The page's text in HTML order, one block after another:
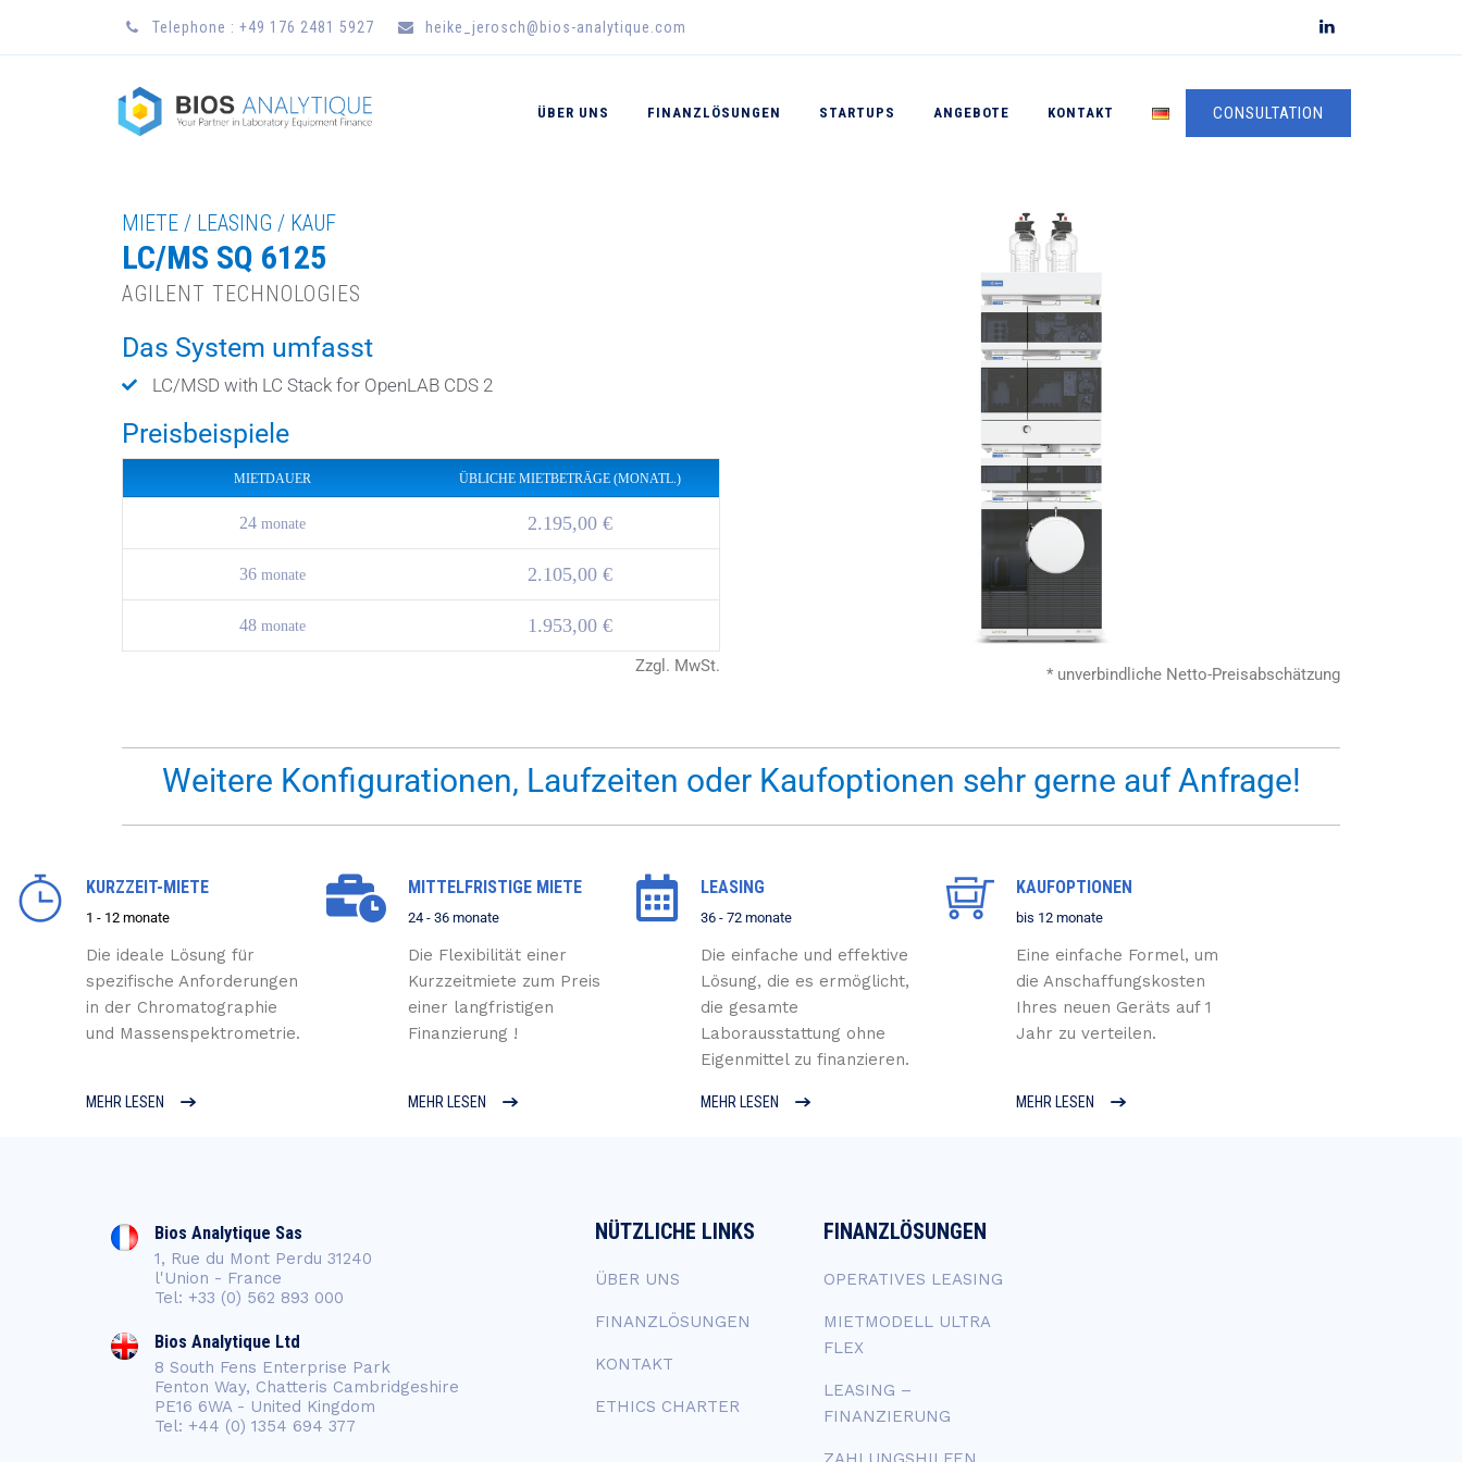
Telephone : +49 176 2481 5927 heike_jerosch@bios-analytique.com
CONSULTATION
ÜBER UNS FINANZLÖSUNGEN STARTUPS ANGEBOTE KONTAKT
MIETE / LEASING / KAUF
LC/MS SQ 6125
AGILENT TECHNOLOGIES
Das System umfasst
LC/MSD with LC Stack for OpenLAB CDS 2
Preisbeispiele
MIETDAUER ÜBLICHE MIETBETRÄGE (MONATL.)
24 monate 2.195,00 €
36 monate 2.105,00 €
48 monate 1.953,00 €
Zzgl. MwSt. * unverbindliche Netto-Preisabschätzung
Weitere Konfigurationen, Laufzeiten oder Kaufoptionen sehr gerne auf Anfrage!
KURZZEIT-MIETE
1 - 12 monate
Die ideale Lösung für
spezifische Anforderungen
in der Chromatographie
und Massenspektrometrie.
MEHR LESEN
MITTELFRISTIGE MIETE
24 - 36 monate
Die Flexibilität einer
Kurzzeitmiete zum Preis
einer langfristigen
Finanzierung !
MEHR LESEN
LEASING
36 - 72 monate
Die einfache und effektive
Lösung, die es ermöglicht,
die gesamte
Laborausstattung ohne
Eigenmittel zu finanzieren.
MEHR LESEN
KAUFOPTIONEN
bis 12 monate
Eine einfache Formel, um
die Anschaffungskosten
Ihres neuen Geräts auf 1
Jahr zu verteilen.
MEHR LESEN
Bios Analytique Sas
1, Rue du Mont Perdu 31240
l'Union - France
Tel: +33 (0) 562 893 000
Bios Analytique Ltd
8 South Fens Enterprise Park
Fenton Way, Chatteris Cambridgeshire
PE16 6WA - United Kingdom
Tel: +44 (0) 1354 694 377
NÜTZLICHE LINKS
ÜBER UNS
FINANZLÖSUNGEN
KONTAKT
ETHICS CHARTER
FINANZLÖSUNGEN
OPERATIVES LEASING
MIETMODELL ULTRA
FLEX
LEASING –
FINANZIERUNG